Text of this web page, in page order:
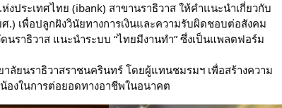
งประเทศไทย (ibank) สาขานราธิวาส ให้คำแนะนำเกี่ยวกับ
.) เพื่อปลูกฝังวินัยทางการเงินและความรับผิดชอบต่อสังคม
นราธิวาส แนะนำระบบ “ไทยมีงานทำ” ซึ่งเป็นแพลตฟอร์ม
ลัยนราธิวาสราชนครินทร์ โดยผู้แทนชมรมฯ เพื่อสร้างความ
องในการต่อยอดทางอาชีพในอนาคต